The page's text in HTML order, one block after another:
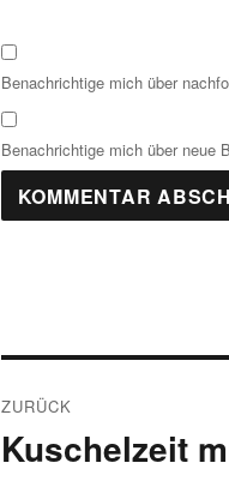
Benachrichtige mich über
Benachrichtige mich über neue
ZURÜCK
Vorheriger
Kuschelzeit